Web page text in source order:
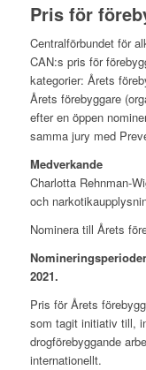
Pris för
Centralförbundet för
CAN:s pris för
kategorier: Årets
Årets förebyggare
efter en öppen
samma jury med
Medverkande
Charlotta Rehnman-
och
Nominera till Årets
2021.
Pris för Årets
som tagit initiativ till,
drogförebyggande
internationellt.